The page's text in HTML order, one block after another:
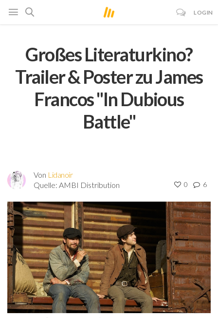
LOGIN
Großes Literaturkino?
Trailer & Poster zu James
Francos "In Dubious
Battle"
Von Lidanoir
Quelle: AMBI Distribution 0 6